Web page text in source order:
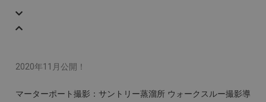
2020年11月公開！
マーターポート撮影：サントリー蒸溜所 ウォークスルー撮影導